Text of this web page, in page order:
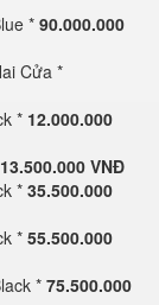
* 90.000.000
Cửa *
* 12.000.000
13.500.000 VNĐ
* 35.500.000
* 55.500.000
* 75.500.000